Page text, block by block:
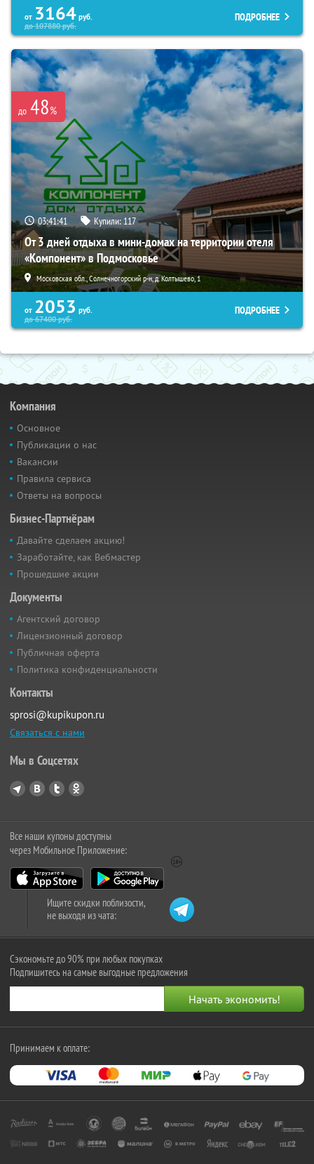
от 3164 руб.
до107880руб.
ПОДРОБНЕЕ
до 48%
03:41:39 Купили: 117
От 3 дней отдыха в мини-домах на территории отеля
«Компонент» в Подмосковье
Московская обл., Солнечногорский р-н, д. Колтышево, 1
от 2053 руб.
до67400руб.
ПОДРОБНЕЕ
Компания
Основное
Публикации о нас
Вакансии
Правила сервиса
Ответы на вопросы
Бизнес-Партнёрам
Давайте сделаем акцию!
Заработайте, как Вебмастер
Прошедшие акции
Документы
Агентский договор
Лицензионный договор
Публичная оферта
Политика конфиденциальности
Контакты
sprosi@kupikupon.ru
Связаться с нами
Мы в Соцсетях
Все наши купоны доступны
через Мобильное Приложение:
Ищите скидки поблизости,
не выходя из чата:
Сэкономьте до 90% при любых покупках
Подпишитесь на самые выгодные предложения
Принимаем к оплате: